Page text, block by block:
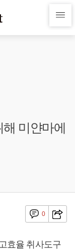
미얀마에
0
효율 취사도구